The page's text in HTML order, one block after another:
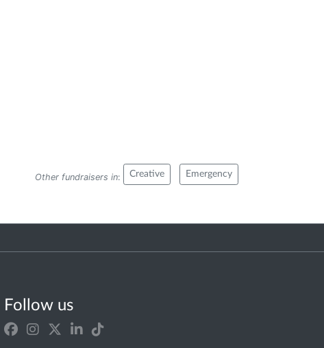
Other fundraisers in: Creative Emergency
Follow us